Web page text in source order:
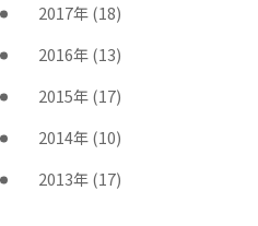
2017年(18)
2016年(13)
2015年(17)
2014年(10)
2013年(17)